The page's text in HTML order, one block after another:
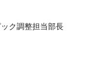
ク調整担当部長